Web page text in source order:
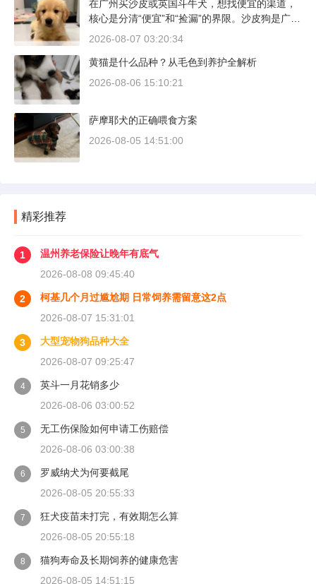
在广州买沙皮或英国斗牛犬，想找便宜的渠道，
核心是分清“便宜”和“捡漏”的界限。沙皮狗是广东
本地犬种，价格比北方城市有优势；英国斗牛犬
方和真实价格区间。
2026-08-07 03:20:34
黄猫是什么品种？从毛色到养护全解析
2026-08-06 15:10:21
萨摩耶犬的正确喂食方案
2026-08-05 14:51:00
精彩推荐
1
温州养老保险让晚年有底气
2026-08-08 09:45:40
2
柯基几个月过尴尬期 日常饲养需留意这2点
2026-08-07 15:31:01
3
大型宠物狗品种大全
2026-08-07 09:25:47
4
英斗一月花销多少
2026-08-06 03:00:52
5
无工伤保险如何申请工伤赔偿
2026-08-06 03:00:38
6
罗威纳犬为何要截尾
2026-08-05 20:55:33
7
狂犬疫苗未打完，有效期怎么算
2026-08-05 20:55:18
8
猫狗寿命及长期饲养的健康危害
2026-08-05 14:51:15